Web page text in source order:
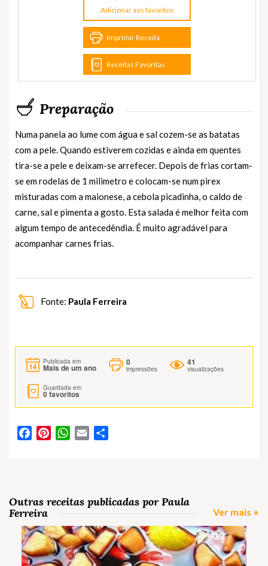
Adicionar aos favoritos
Imprimir Receita
Receitas Favoritas
Preparação
Numa panela ao lume com água e sal cozem-se as batatas
com a pele. Quando estiverem cozidas e ainda em quentes
tira-se a pele e deixam-se arrefecer. Depois de frias cortam-
se em rodelas de 1 milimetro e colocam-se num pirex
misturadas com a maionese, a cebola picadinha, o caldo de
carne, sal e pimenta a gosto. Esta salada é melhor feita com
algum tempo de antecedêndia. É muito agradável para
acompanhar carnes frias.
Fonte: Paula Ferreira
Publicada em
Mais de um ano
0
impressões
41
visualizações
Guardada em
0favoritos
FacebookPinterestWhatsApp
Email
Outras receitas publicadas por Paula
Ferreira
Ver mais +